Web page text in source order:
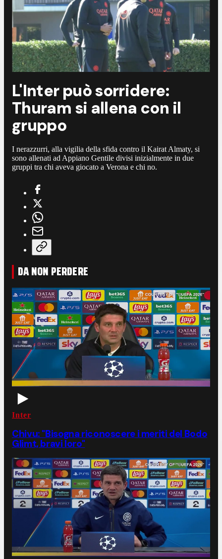
L'Inter può sorridere:
Thuram si allena con il
gruppo
I nerazzurri, alla vigilia della sfida contro il Kairat Almaty, si
sono allenati ad Appiano Gentile divisi inizialmente in due
gruppi tra chi aveva giocato a Verona e chi no.
DA NON PERDERE
Inter
Chivu: "Bisogna riconoscere i meriti del Bodo
Glimt, bravi loro"